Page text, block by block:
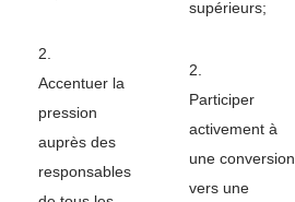
2.
Accentuer la
pression
auprès des
responsables
supérieurs;
2.
Participer
activement à
une conversion
vers une